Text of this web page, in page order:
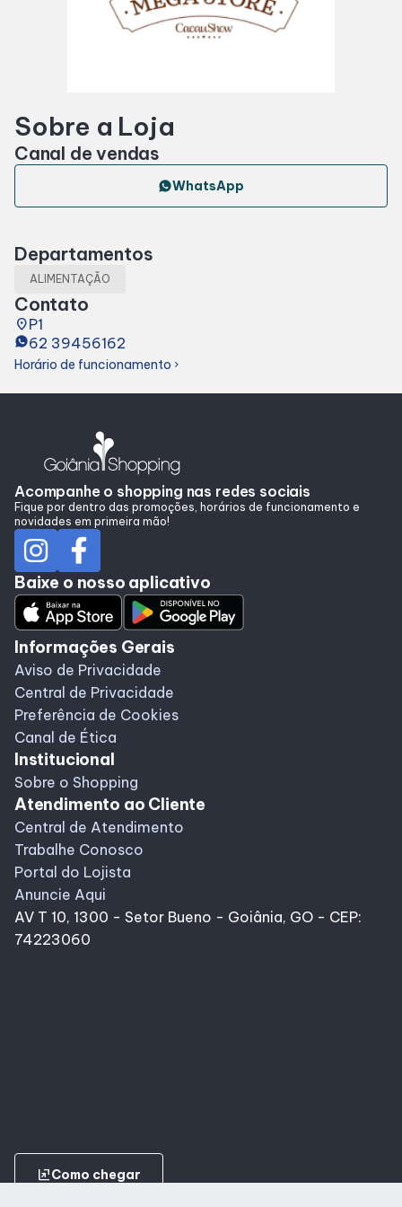
Cinema
Lojas e Restaurantes
Lojas
Alimentação
Programa de Benefícios
Sobre a Loja
Canal de vendas
WhatsApp
Departamentos
ALIMENTAÇÃO
Contato
placeP1
62 39456162
Horário de funcionamento chevron_right
Acompanhe o shopping nas redes sociais
Fique por dentro das promoções, horários de funcionamento e
novidades em primeira mão!
Baixe o nosso aplicativo
Informações Gerais
Aviso de Privacidade
Central de Privacidade
Preferência de Cookies
Canal de Ética
Institucional
Sobre o Shopping
Atendimento ao Cliente
Central de Atendimento
Trabalhe Conosco
Portal do Lojista
Anuncie Aqui
AV T 10, 1300 - Setor Bueno - Goiânia, GO - CEP:
74223060
ungroupComo chegar